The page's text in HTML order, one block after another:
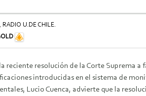
U.DE CHILE.
reciente resolución de la Corte Suprema
introducidas en el sistema de
Lucio Cuenca, advierte que la